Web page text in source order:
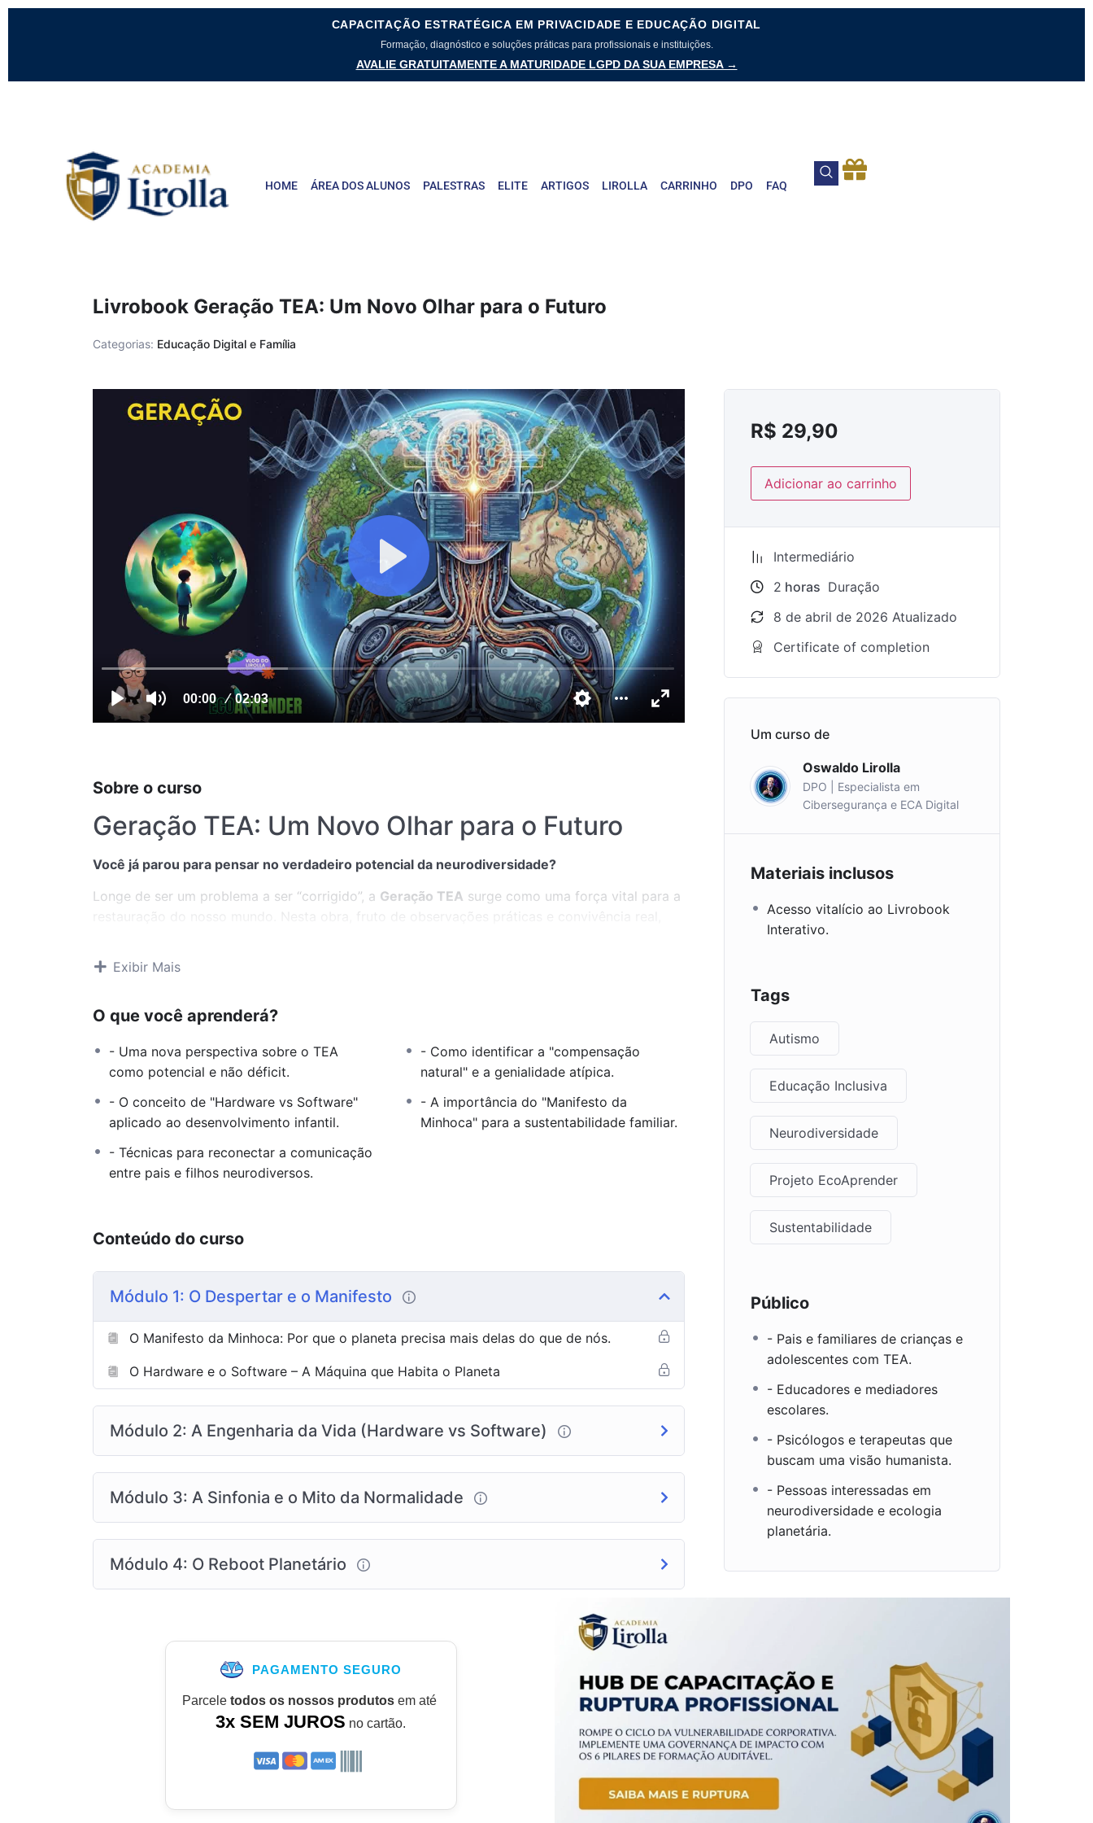
CAPACITAÇÃO ESTRATÉGICA EM PRIVACIDADE E EDUCAÇÃO DIGITAL
Formação, diagnóstico e soluções práticas para profissionais e instituições.
AVALIE GRATUITAMENTE A MATURIDADE LGPD DA SUA EMPRESA →
HOME ÁREA DOS ALUNOS PALESTRAS ELITE ARTIGOS LIROLLA CARRINHO DPO FAQ
Livrobook Geração TEA: Um Novo Olhar para o Futuro
Categorias: Educação Digital e Família
Sobre o curso
Geração TEA: Um Novo Olhar para o Futuro
Você já parou para pensar no verdadeiro potencial da neurodiversidade?
Longe de ser um problema a ser “corrigido”, a Geração TEA surge como uma força vital para a
restauração do nosso mundo. Nesta obra, fruto de observações práticas e convivência real,
compensação natural.
O Hardware e o Software:
apenas roda um sistema operacional mais avançado e sintonizado com as necessidades
de um planeta que precisa de um
O Manifesto da Minhoca:Uma reflexão profunda sobre o papel de cada ser no
ecossistema e como a simplicidade esconde a força que sustenta a vida.
A Sinfonia Atípica:Aprenda a ouvir a frequência única dessa geração e como ela pode
nos reconectar com o que é essencial.
Este não é um livro estático. É uma experiência digital que combina texto, vídeo e reflexões
práticas para ajudar famílias a transformarem o diagnóstico empropósito.
ecológica urgente.”
Exibir Mais
O que você aprenderá?
- Uma nova perspectiva sobre o TEA
como potencial e não déficit.
- Como identificar a "compensação
natural" e a genialidade atípica.
- O conceito de "Hardware vs Software"
aplicado ao desenvolvimento infantil.
- A importância do "Manifesto da
Minhoca" para a sustentabilidade familiar.
- Técnicas para reconectar a comunicação
entre pais e filhos neurodiversos.
Conteúdo do curso
Módulo 1: O Despertar e o Manifesto
O Manifesto da Minhoca: Por que o planeta precisa mais delas do que de nós.
O Hardware e o Software – A Máquina que Habita o Planeta
Módulo 2: A Engenharia da Vida (Hardware vs Software)
Módulo 3: A Sinfonia e o Mito da Normalidade
Módulo 4: O Reboot Planetário
R$ 29,90
Adicionar ao carrinho
Intermediário
2 horas Duração
8 de abril de 2026 Atualizado
Certificate of completion
Um curso de
Oswaldo Lirolla
DPO | Especialista em
Cibersegurança e ECA Digital
Materiais inclusos
Acesso vitalício ao Livrobook
Interativo.
Tags
Autismo
Educação Inclusiva
Neurodiversidade
Projeto EcoAprender
Sustentabilidade
Público
- Pais e familiares de crianças e
adolescentes com TEA.
- Educadores e mediadores
escolares.
- Psicólogos e terapeutas que
buscam uma visão humanista.
- Pessoas interessadas em
neurodiversidade e ecologia
planetária.
PAGAMENTO SEGURO
Parcele todos os nossos produtosem até
3x SEM JUROS no cartão.